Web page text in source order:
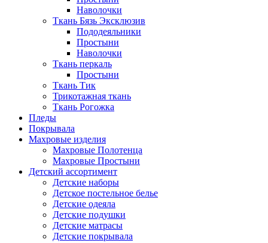
Наволочки
Ткань Бязь Эксклюзив
Пододеяльники
Простыни
Наволочки
Ткань перкаль
Простыни
Ткань Тик
Трикотажная ткань
Ткань Рогожка
Пледы
Покрывала
Махровые изделия
Махровые Полотенца
Махровые Простыни
Детский ассортимент
Детские наборы
Детское постельное белье
Детские одеяла
Детские подушки
Детские матрасы
Детские покрывала